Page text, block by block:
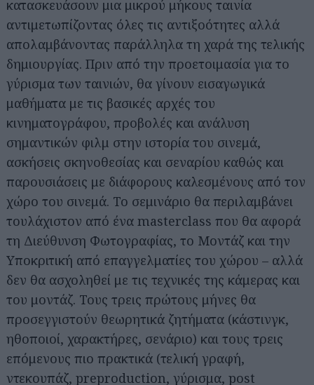
κατασκευάσουν μια μικρού μήκους ταινία
αντιμετωπίζοντας όλες τις αντιξοότητες αλλά
απολαμβάνοντας παράλληλα τη χαρά της τελικής
δημιουργίας. Πριν από την προετοιμασία για το
γύρισμα των ταινιών, θα γίνουν εισαγωγικά
μαθήματα με τις βασικές αρχές του
κινηματογράφου, προβολές και ανάλυση
σημαντικών φιλμ στην ιστορία του σινεμά,
ασκήσεις σκηνοθεσίας και σεναρίου καθώς και
παρουσιάσεις με διάφορους καλεσμένους από τον
χώρο του σινεμά. Το σεμινάριο θα περιλαμβάνει
τουλάχιστον από ένα masterclass που θα αφορά
τη Διεύθυνση Φωτογραφίας, το Μοντάζ και την
Υποκριτική από επαγγελματίες του χώρου – αλλά
δεν θα ασχοληθεί με τις τεχνικές της κάμερας και
του μοντάζ. Τους τρεις πρώτους μήνες θα
προσεγγιστούν θεωρητικά ζητήματα (κάστινγκ,
ηθοποιοί, χαρακτήρες, σενάριο) και τους τρεις
επόμενους πιο πρακτικά (τελική γραφή,
ντεκουπάζ, preproduction, γύρισμα, post